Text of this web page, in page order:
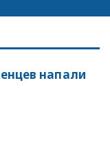
напали